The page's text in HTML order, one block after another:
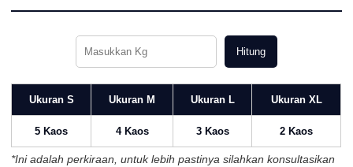
Hitung
Ukuran S Ukuran M Ukuran L Ukuran XL
5 Kaos 4 Kaos 3 Kaos 2 Kaos
*Ini adalah perkiraan, untuk lebih pastinya silahkan konsultasikan